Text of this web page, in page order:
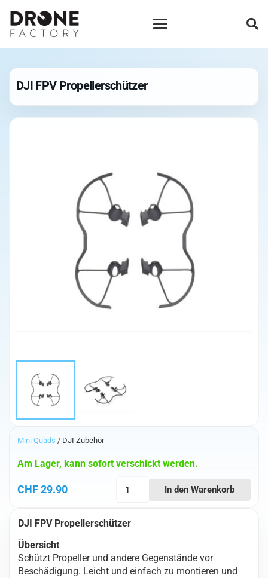
DJI FPV Propellerschützer
Mini Quads / DJI Zubehör
CHF29.90
Am Lager, kann sofort verschickt werden.
Menge
In den Warenkorb
DJI FPV Propellerschützer
Übersicht
Schützt Propeller und andere Gegenstände vor
Beschädigung. Leicht und einfach zu montieren und